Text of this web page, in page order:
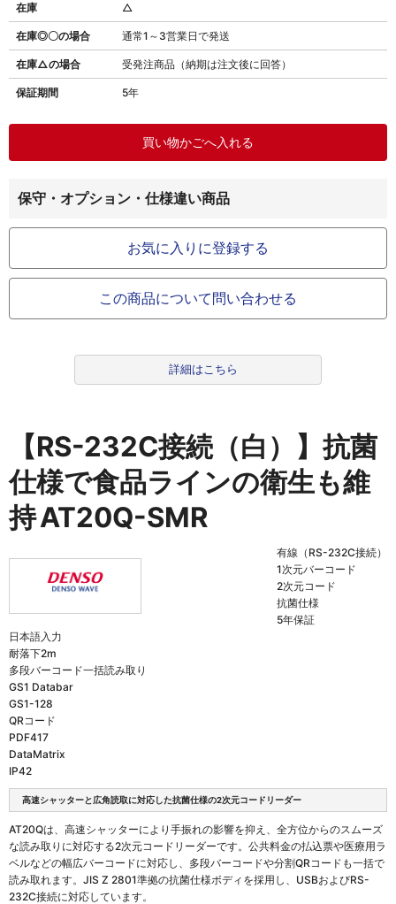
在庫◎〇の場合 通常1～3営業日で発送
在庫△の場合 受発注商品（納期は注文後に回答）
保証期間 5年
在庫 △
保守・オプション・仕様違い商品
お気に入りに登録する
この商品について問い合わせる
詳細はこちら
【RS-232C接続（白）】抗菌
仕様で食品ラインの衛生も維
持AT20Q-SMR
有線（RS-232C接続）
1次元バーコード
2次元コード
抗菌仕様
5年保証
日本語入力
耐落下2m
多段バーコード一括読み取り
GS1 Databar
GS1-128
QRコード
PDF417
DataMatrix
IP42
高速シャッターと広角読取に対応した抗菌仕様の2次元コードリーダー
AT20Qは、高速シャッターにより手振れの影響を抑え、全方位からのスムーズ
な読み取りに対応する2次元コードリーダーです。公共料金の払込票や医療用ラ
ベルなどの幅広バーコードに対応し、多段バーコードや分割QRコードも一括で
読み取れます。JIS Z 2801準拠の抗菌仕様ボディを採用し、USBおよびRS-
232C接続に対応しています。